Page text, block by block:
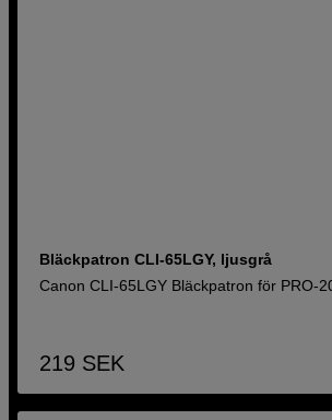
Bläckpatron CLI-65LGY, ljusgrå
Canon CLI-65LGY Bläckpatron för PRO-
219 SEK